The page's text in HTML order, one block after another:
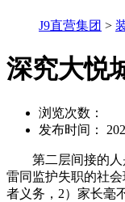
J9直营集团 >
深究大悦
浏览次数：
发布时间：
第二层间接的人
雷同监护失职的社
者义务，2）家长毫